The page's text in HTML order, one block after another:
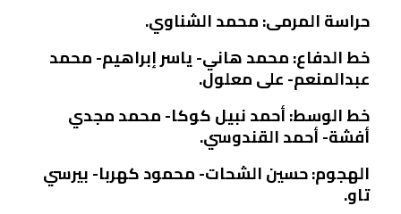
حراسة المرمى: محمد الشناوي.
خط الدفاع: محمد هاني- ياسر إبراهيم- محمد
عبدالمنعم- على معلول.
خط الوسط: أحمد نبيل كوكا- محمد مجدي
أفشة- أحمد القندوسي.
الهجوم: حسين الشحات- محمود كهربا- بيرسي
تاو.